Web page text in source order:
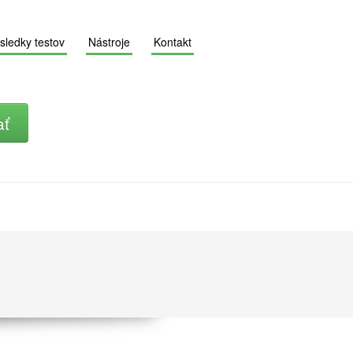
testov Nástroje Kontakt